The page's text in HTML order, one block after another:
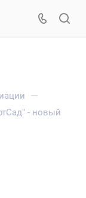
—
- новый